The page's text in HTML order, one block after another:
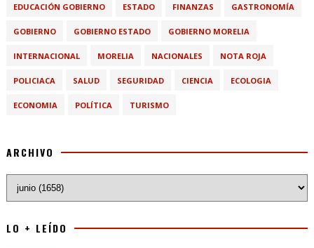
EDUCACIÓN GOBIERNO ESTADO FINANZAS GASTRONOMÍA
GOBIERNO GOBIERNO ESTADO GOBIERNO MORELIA
INTERNACIONAL MORELIA NACIONALES NOTA ROJA
POLICIACA SALUD SEGURIDAD CIENCIA ECOLOGIA
ECONOMIA POLÍTICA TURISMO
ARCHIVO
LO + LEÍDO